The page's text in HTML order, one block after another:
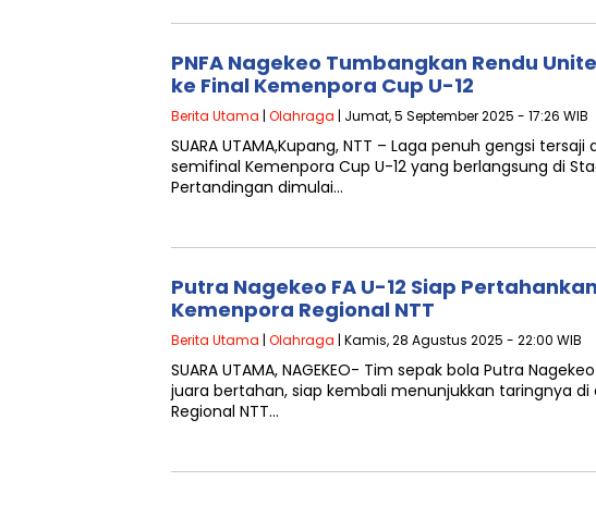
PNFA Nagekeo Tumbangkan Rendu
ke Final Kemenpora Cup U-12
Berita Utama | Olahraga | Jumat, 5 September 2025 - 17:26 WIB
SUARA UTAMA,Kupang, NTT – Laga penuh gengsi tersaji
semifinal Kemenpora Cup U-12 yang berlangsung di
Pertandingan dimulai…
Putra Nagekeo FA U-12 Siap
Kemenpora Regional NTT
Berita Utama | Olahraga | Kamis, 28 Agustus 2025 - 22:00 WIB
SUARA UTAMA, NAGEKEO- Tim sepak bola Putra
juara bertahan, siap kembali menunjukkan taringnya di
Regional NTT…